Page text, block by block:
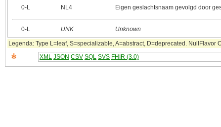
0‑L
NL4 Eigen geslachtsnaam gevolgd door
0‑L UNK Unknown
Legenda: Type L=leaf, S=specializable, A=abstract, D=deprecated.
XML JSON CSV SQL SVS FHIR (3.0)